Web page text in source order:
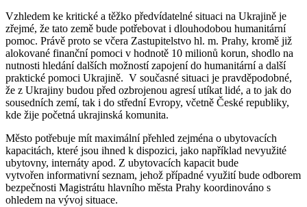
Vzhledem ke kritické a těžko předvídatelné situaci na Ukrajině je
zřejmé, že tato země bude potřebovat i dlouhodobou humanitární
pomoc. Právě proto se včera Zastupitelstvo hl. m. Prahy, kromě již
alokované finanční pomoci v hodnotě 10 milionů korun, shodlo na
nutnosti hledání dalších možností zapojení do humanitární a další
praktické pomoci Ukrajině. V současné situaci je pravděpodobné,
že z Ukrajiny budou před ozbrojenou agresí utíkat lidé, a to jak do
sousedních zemí, tak i do střední Evropy, včetně České republiky,
kde žije početná ukrajinská komunita.
Město potřebuje mít maximální přehled zejména o ubytovacích
kapacitách, které jsou ihned k dispozici, jako například nevyužité
ubytovny, internáty apod. Z ubytovacích kapacit bude
vytvořen informativní seznam, jehož případné využití bude odborem
bezpečnosti Magistrátu hlavního města Prahy koordinováno s
ohledem na vývoj situace.